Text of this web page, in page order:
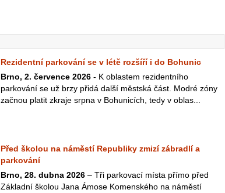
Rezidentní parkování se v létě rozšíří i do Bohunic
Brno, 2. července 2026 - K oblastem rezidentního
parkování se už brzy přidá další městská část. Modré zóny
začnou platit zkraje srpna v Bohunicích, tedy v oblas...
Před školou na náměstí Republiky zmizí zábradlí a
parkování
Brno, 28. dubna 2026 – Tři parkovací místa přímo před
Základní školou Jana Ámose Komenského na náměstí